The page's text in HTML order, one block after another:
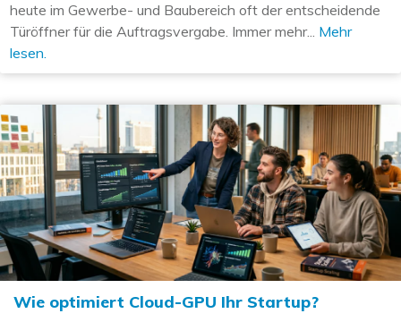
heute im Gewerbe- und Baubereich oft der entscheidende
Türöffner für die Auftragsvergabe. Immer mehr... Mehr
lesen.
Wie optimiert Cloud-GPU Ihr Startup?